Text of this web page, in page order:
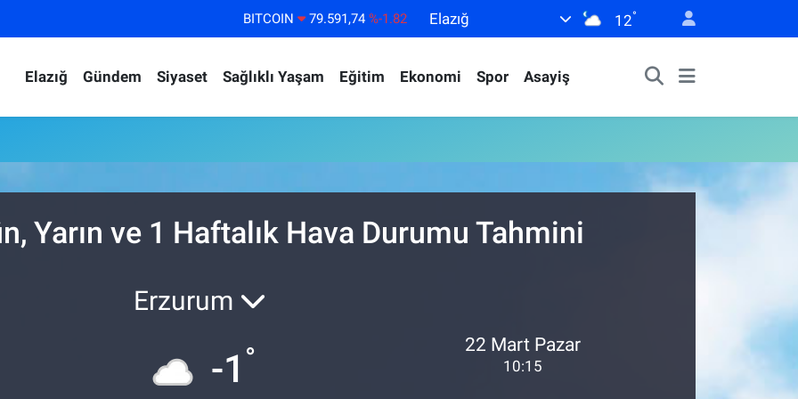
BITCOIN 79.591,74 %-1.82
EURO
53,38690 %0.19
STERLİN
61,60380 %0.18
Elazığ 12°
Elazığ Gündem Siyaset Sağlıklı Yaşam Eğitim Ekonomi Spor Asayiş
Yarın ve 1 Haftalık Hava Durumu Tahmini
Erzurum
-1 ° 22 Mart Pazar
10:15